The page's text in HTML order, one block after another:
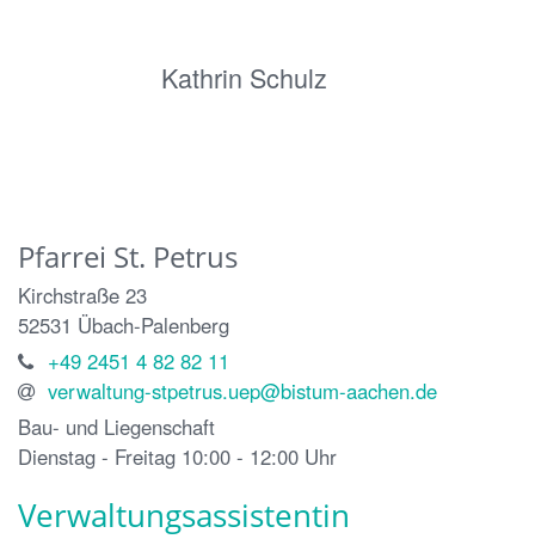
Kathrin Schulz
Pfarrei St. Petrus
Kirchstraße 23
52531 Übach-Palenberg
+49 2451 4 82 82 11
verwaltung-stpetrus.uep@bistum-aachen.de
Bau- und Liegenschaft
Dienstag - Freitag 10:00 - 12:00 Uhr
Verwaltungsassistentin